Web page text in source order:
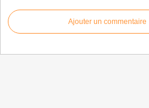
Ajouter un commentaire